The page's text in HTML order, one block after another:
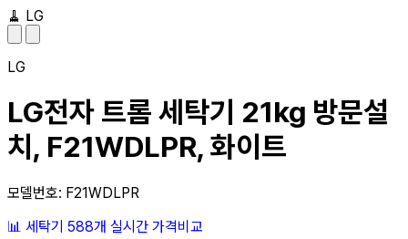
🧹 LG
LG
LG전자 트롬 세탁기 21kg 방문설
치, F21WDLPR, 화이트
모델번호: F21WDLPR
📊 세탁기 588개 실시간 가격비교